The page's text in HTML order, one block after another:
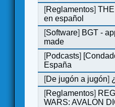
[Reglamentos]
en español
[Software] BGT -
made
[Podcasts]
España
[De jugón a jugón]
[Reglamentos]
WARS: AVALON